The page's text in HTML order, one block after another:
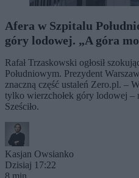
Afera w Szpitalu
góry lodowej. „A góra
Rafał Trzaskowski ogłosił
Południowym. Prezydent
znaczną część ustaleń Zero.pl. –
tylko wierzchołek góry lodowej –
Sześciło.
Kasjan Owsianko
Dzisiaj 17:22
8 min